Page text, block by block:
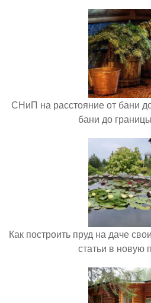
СНиП на расстояние от бани
бани до
Как построить пруд на даче
статьи в новую